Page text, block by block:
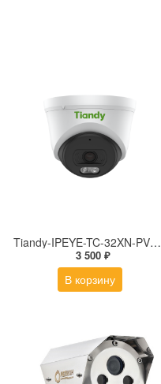
Tiandy-IPEYE-TC-32XN-PVZ 2Мп купольная «турель» IP камера с фиксированным объективом, серия SPARK со встроенным агентом IPEYE для ПВЗ
3 500 ₽
В корзину